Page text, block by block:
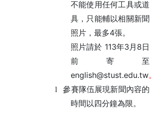
不能使用任何工具或道
具，只能輔以相關新聞
照片，最多4張。
照片請於 113年3 月 8 日
前寄 至
english@stust.edu.tw。
l
參賽隊伍展現新聞內容的
時間以四分鐘為限。